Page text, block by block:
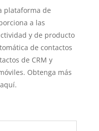
plataforma de
a las
y de producto
de contactos
de CRM y
Obtenga más